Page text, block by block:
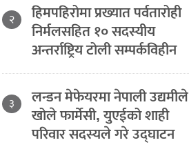
२ हिमपहिरोमा प्रख्यात पर्वतारोही
निर्मलसहित १० सदस्यीय
अन्तर्राष्ट्रिय टोली सम्पर्कविहीन
३ लन्डन मेफेयरमा नेपाली उद्यमीले
खोले फार्मेसी, युएईको शाही
परिवार सदस्यले गरे उद्घाटन